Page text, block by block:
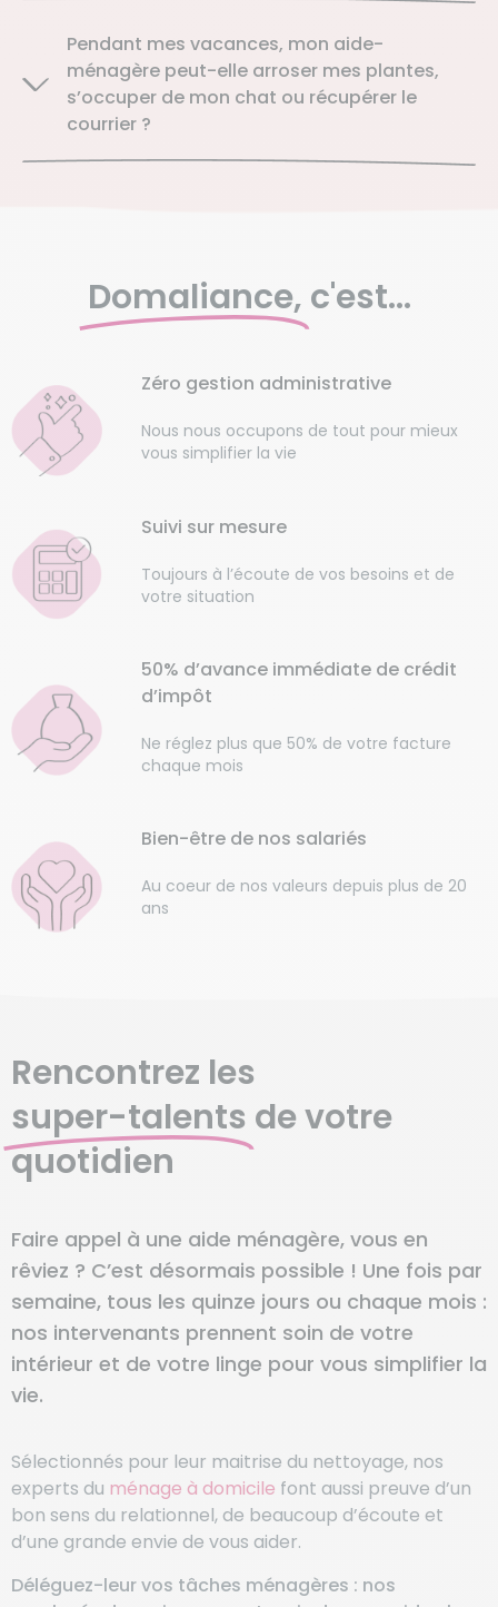
Pendant mes vacances, mon aide-
ménagère peut-elle arroser mes plantes,
s’occuper de mon chat ou récupérer le
courrier ?
Domaliance, c'est...
Zéro gestion administrative
Nous nous occupons de tout pour mieux
vous simplifier la vie
Suivi sur mesure
Toujours à l’écoute de vos besoins et de
votre situation
50% d’avance immédiate de crédit
d’impôt
Ne réglez plus que 50% de votre facture
chaque mois
Bien-être de nos salariés
Au coeur de nos valeurs depuis plus de 20
ans
Rencontrez les
super-talents de votre
quotidien
Faire appel à une aide ménagère, vous en
rêviez ? C’est désormais possible ! Une fois par
semaine, tous les quinze jours ou chaque mois :
nos intervenants prennent soin de votre
intérieur et de votre linge pour vous simplifier la
vie.
Sélectionnés pour leur maitrise du nettoyage, nos
experts du ménage à domicile font aussi preuve d’un
bon sens du relationnel, de beaucoup d’écoute et
d’une grande envie de vous aider.
Déléguez-leur vos tâches ménagères : nos